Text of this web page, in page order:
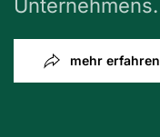
Unternehmens.
mehr erfahren